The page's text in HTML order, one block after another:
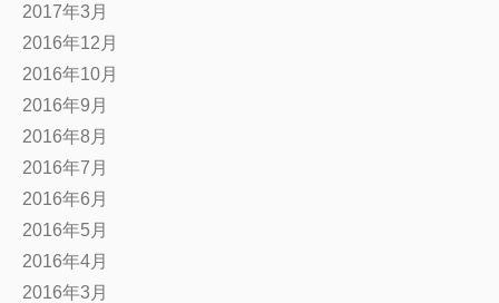
2017年3月
2016年12月
2016年10月
2016年9月
2016年8月
2016年7月
2016年6月
2016年5月
2016年4月
2016年3月